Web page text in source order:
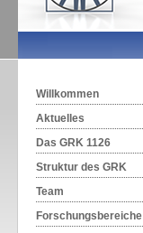
Willkommen
Aktuelles
Das GRK 1126
Struktur des GRK
Team
Forschungsbereiche